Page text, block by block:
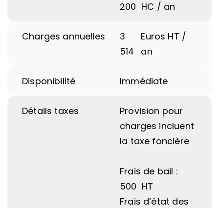
200 HC / an
Charges annuelles
3
514
Euros HT /
an
Disponibilité Immédiate
Détails taxes
Provision pour
charges incluent
la taxe foncière
Frais de bail :
500  HT
Frais d’état des